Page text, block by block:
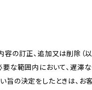
の訂正、追加又は削除（以
要な範囲内において、遅滞
旨の決定をしたときは、お